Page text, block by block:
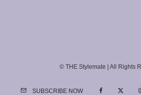
© THE Stylemate | All Rights
SUBSCRIBE NOW